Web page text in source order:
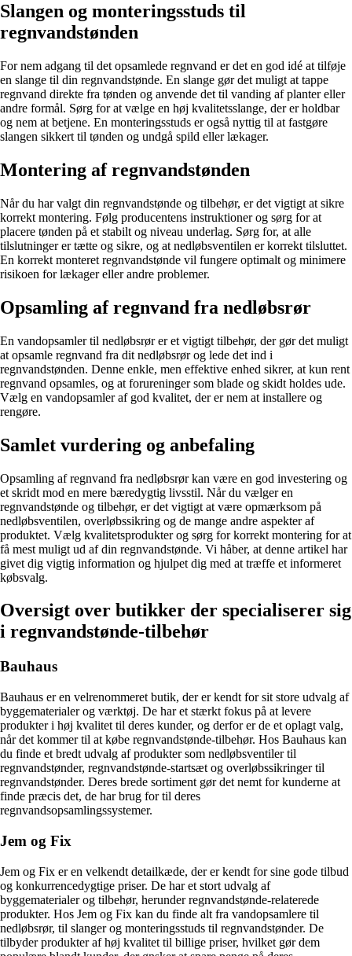
Slangen og monteringsstuds til
regnvandstønden
For nem adgang til det opsamlede regnvand er det en god idé at tilføje
en slange til din regnvandstønde. En slange gør det muligt at tappe
regnvand direkte fra tønden og anvende det til vanding af planter eller
andre formål. Sørg for at vælge en høj kvalitetsslange, der er holdbar
og nem at betjene. En monteringsstuds er også nyttig til at fastgøre
slangen sikkert til tønden og undgå spild eller lækager.
Montering af regnvandstønden
Når du har valgt din regnvandstønde og tilbehør, er det vigtigt at sikre
korrekt montering. Følg producentens instruktioner og sørg for at
placere tønden på et stabilt og niveau underlag. Sørg for, at alle
tilslutninger er tætte og sikre, og at nedløbsventilen er korrekt tilsluttet.
En korrekt monteret regnvandstønde vil fungere optimalt og minimere
risikoen for lækager eller andre problemer.
Opsamling af regnvand fra nedløbsrør
En vandopsamler til nedløbsrør er et vigtigt tilbehør, der gør det muligt
at opsamle regnvand fra dit nedløbsrør og lede det ind i
regnvandstønden. Denne enkle, men effektive enhed sikrer, at kun rent
regnvand opsamles, og at forureninger som blade og skidt holdes ude.
Vælg en vandopsamler af god kvalitet, der er nem at installere og
rengøre.
Samlet vurdering og anbefaling
Opsamling af regnvand fra nedløbsrør kan være en god investering og
et skridt mod en mere bæredygtig livsstil. Når du vælger en
regnvandstønde og tilbehør, er det vigtigt at være opmærksom på
nedløbsventilen, overløbssikring og de mange andre aspekter af
produktet. Vælg kvalitetsprodukter og sørg for korrekt montering for at
få mest muligt ud af din regnvandstønde. Vi håber, at denne artikel har
givet dig vigtig information og hjulpet dig med at træffe et informeret
købsvalg.
Oversigt over butikker der specialiserer sig
i regnvandstønde-tilbehør
Bauhaus
Bauhaus er en velrenommeret butik, der er kendt for sit store udvalg af
byggematerialer og værktøj. De har et stærkt fokus på at levere
produkter i høj kvalitet til deres kunder, og derfor er de et oplagt valg,
når det kommer til at købe regnvandstønde-tilbehør. Hos Bauhaus kan
du finde et bredt udvalg af produkter som nedløbsventiler til
regnvandstønder, regnvandstønde-startsæt og overløbssikringer til
regnvandstønder. Deres brede sortiment gør det nemt for kunderne at
finde præcis det, de har brug for til deres
regnvandsopsamlingssystemer.
Jem og Fix
Jem og Fix er en velkendt detailkæde, der er kendt for sine gode tilbud
og konkurrencedygtige priser. De har et stort udvalg af
byggematerialer og tilbehør, herunder regnvandstønde-relaterede
produkter. Hos Jem og Fix kan du finde alt fra vandopsamlere til
nedløbsrør, til slanger og monteringsstuds til regnvandstønder. De
tilbyder produkter af høj kvalitet til billige priser, hvilket gør dem